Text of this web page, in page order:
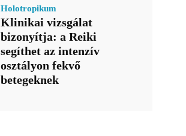
Holotropikum
Klinikai vizsgálat
bizonyítja: a Reiki
segíthet az intenzív
osztályon fekvő
betegeknek